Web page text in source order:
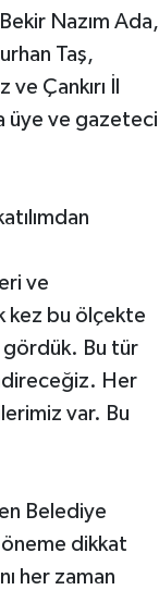
Nazım Ada,
Taş,
Çankırı İl
üye ve gazeteci
ve
kez bu ölçekte
gördük. Bu tür
Her
var. Bu
Belediye
öneme dikkat
her zaman